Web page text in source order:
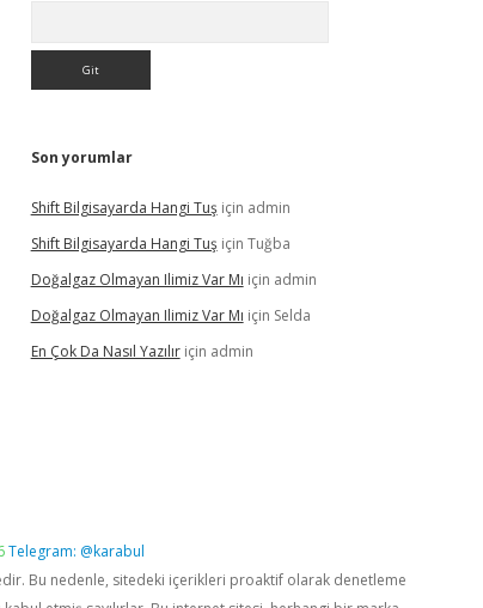
Son yorumlar
Shift Bilgisayarda Hangi Tuşiçin admin
Shift Bilgisayarda Hangi Tuşiçin Tuğba
Doğalgaz Olmayan Ilimiz Var Mı için admin
Doğalgaz Olmayan Ilimiz Var Mı için Selda
En Çok Da Nasıl Yazılıriçin admin
Telegram: @karabul
Bu nedenle, sitedeki içerikleri proaktif olarak denetleme